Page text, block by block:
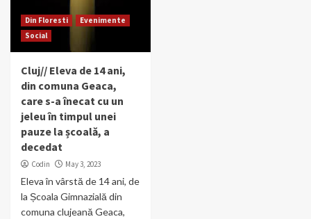
Din Floresti
Evenimente
Social
Cluj// Eleva de 14 ani,
din comuna Geaca,
care s-a înecat cu un
jeleu în timpul unei
pauze la școală, a
decedat
Codin May 3, 2023
Eleva în vârstă de 14 ani, de
la Școala Gimnazială din
comuna clujeană Geaca,